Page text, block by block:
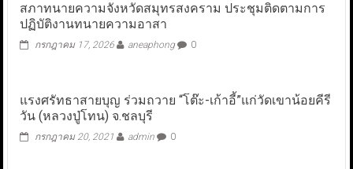
สภาทนายความจังหวัดสมุทรสงคราม ประชุมติดตามการ
ปฏิบัติงานทนายความอาสา
กรกฎาคม 17, 2026 aneaphong 0
แรงศรัทธาสายบุญ ร่วมถวาย “โต๊ะ-เก้าอี้”แก่วัดเขาน้อยคีรี
วัน (หลวงปู่โทน) จ.ชลบุรี
กรกฎาคม 20, 2021 admin 0